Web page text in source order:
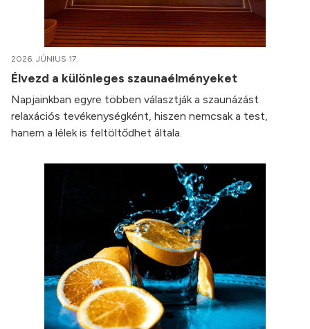
2026. JÚNIUS 17.
Élvezd a különleges szaunaélményeket
Napjainkban egyre többen választják a szaunázást
relaxációs tevékenységként, hiszen nemcsak a test,
hanem a lélek is feltöltődhet általa.